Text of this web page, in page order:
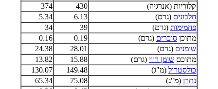
קלוריות (אנרגיה)
430
374
חלבונים (גרם) 6.13
5.34
פחמימות (גרם) 39
34
מתוכן סוכרים (גרם) 0.19
0.16
שומנים (גרם) 28.01
24.38
מתוכם שומן רווי (גרם) 15.88
13.82
כולסטרול (מ"ג) 149.48
130.07
נתרן (מ"ג) 75.08
65.34